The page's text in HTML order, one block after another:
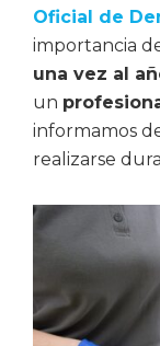
Oficial de
importancia
una vez al
un
informamos
realizarse